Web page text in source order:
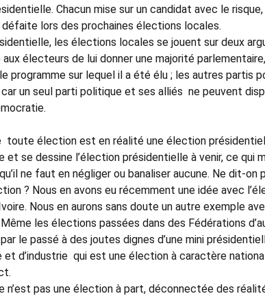
Chacun mise sur un candidat avec le
défaite lors des prochaines élections locales.
les élections locales se jouent sur deux
électeurs de lui donner une majorité
programme sur lequel il a été élu ; les autres partis
un seul parti politique et ses alliés ne peuvent
toute élection est en réalité une élection
et se dessine l’élection présidentielle à venir, ce qui
ne faut en négliger ou banaliser aucune. Ne dit-on
? Nous en avons eu récemment une idée avec
Nous en aurons sans doute un autre exemple
les élections passées dans des Fédérations
le passé à des joutes dignes d’une mini
d’industrie qui est une élection à caractère
n’est pas une élection à part, déconnectée des